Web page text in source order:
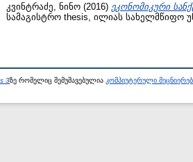
კვინტრაძე, ნინო (2016) ეკონომიკური
სამაგისტრო thesis, ილიას სახელმწიფო
3ზე რომელიც შემუშავებულია კომპიუტერული